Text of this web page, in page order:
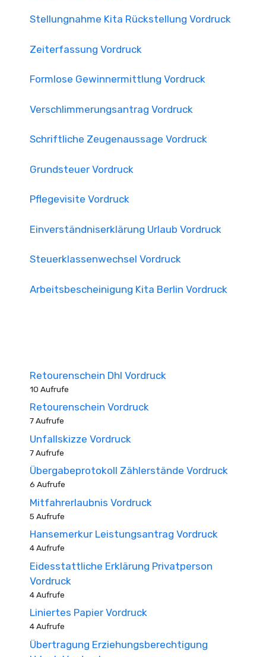
Stellungnahme Kita Rückstellung Vordruck
Zeiterfassung Vordruck
Formlose Gewinnermittlung Vordruck
Verschlimmerungsantrag Vordruck
Schriftliche Zeugenaussage Vordruck
Grundsteuer Vordruck
Pflegevisite Vordruck
Einverständniserklärung Urlaub Vordruck
Steuerklassenwechsel Vordruck
Arbeitsbescheinigung Kita Berlin Vordruck
Retourenschein Dhl Vordruck
10 Aufrufe
Retourenschein Vordruck
7 Aufrufe
Unfallskizze Vordruck
7 Aufrufe
Übergabeprotokoll Zählerstände Vordruck
6 Aufrufe
Mitfahrerlaubnis Vordruck
5 Aufrufe
Hansemerkur Leistungsantrag Vordruck
4 Aufrufe
Eidesstattliche Erklärung Privatperson
Vordruck
4 Aufrufe
Liniertes Papier Vordruck
4 Aufrufe
Übertragung Erziehungsberechtigung